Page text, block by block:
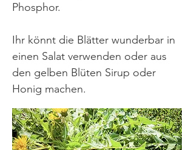
Phosphor.
Ihr könnt die Blätter wunderbar in
einen Salat verwenden oder aus
den gelben Blüten Sirup oder
Honig machen.